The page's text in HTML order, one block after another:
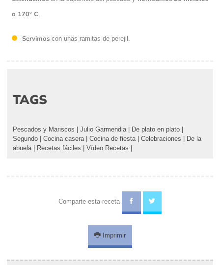
a 170º C
Servimos con unas ramitas de perejil.
TAGS
Pescados y Mariscos Julio Garmendia De plato en plato
Segundo
Cocina casera Cocina de fiesta Celebraciones
De la
abuela
Recetas fáciles Vídeo Recetas
Comparte esta receta
Imprimir